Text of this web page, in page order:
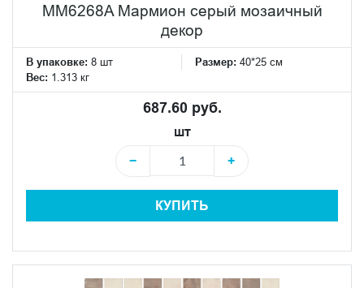
MM6268A Мармион серый мозаичный
декор
В упаковке: 8 шт Размер: 40*25 см
Вес: 1.313 кг
687.60 руб.
шт
−
+
КУПИТЬ